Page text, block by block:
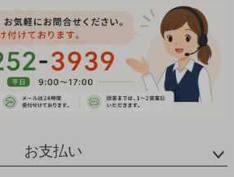
お支払い